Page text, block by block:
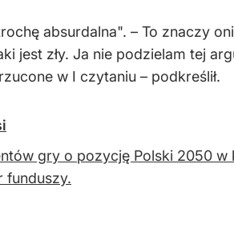
absurdalna". – To znaczy
jest zły. Ja nie podzielam tej
w I czytaniu – podkreślił.
gry o pozycję Polski 2050
funduszy.